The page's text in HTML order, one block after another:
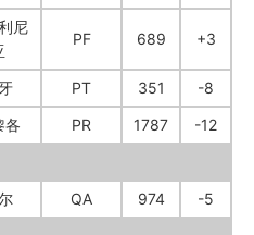
尼
PF 689 +3
PT 351
-8
各 PR 1787 -12
QA 974 -5